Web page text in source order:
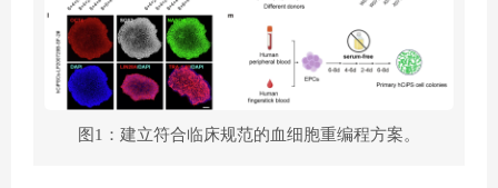
图1：建立符合临床规范的血细胞重编程方案。